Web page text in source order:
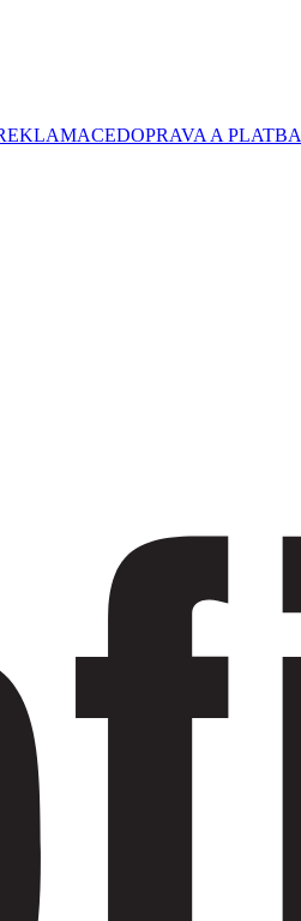
DOPRAVA A PLATBA